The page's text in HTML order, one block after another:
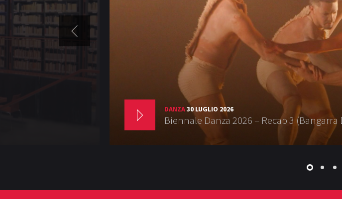
DANZA30 LUGLIO 2026
Biennale Danza 2026 – Recap 3